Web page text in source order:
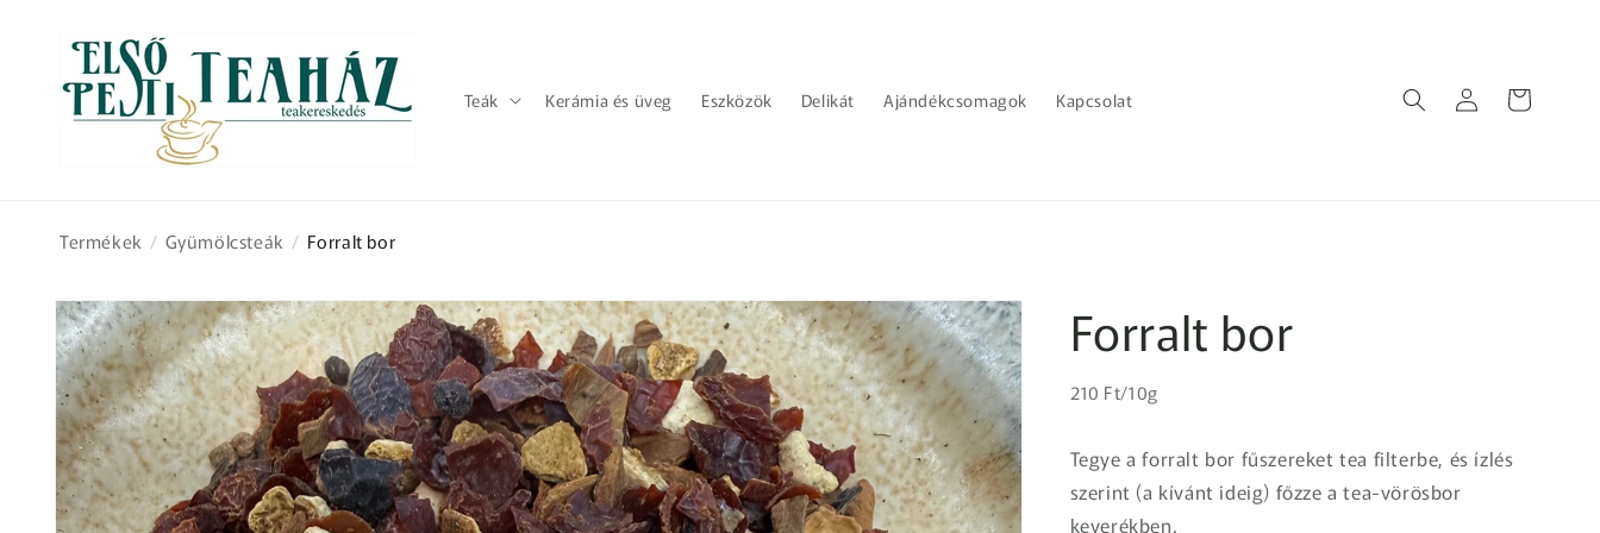
tartalomhoz
Teák Kerámia és üveg Eszközök Delikát Ajándékcsomagok Kapcsolat BejelentkezésKosár
Termékek / Gyümölcsteák / Forralt bor
Kihagyás, és
ugrás a
termékadatokra
Forralt bor
Normál
Egységár
210 Ft/10g
Tegye a forralt bor fűszereket tea filterbe, és ízlés
szerint (a kívánt ideig) főzze a tea-vörösbor
keverékben.